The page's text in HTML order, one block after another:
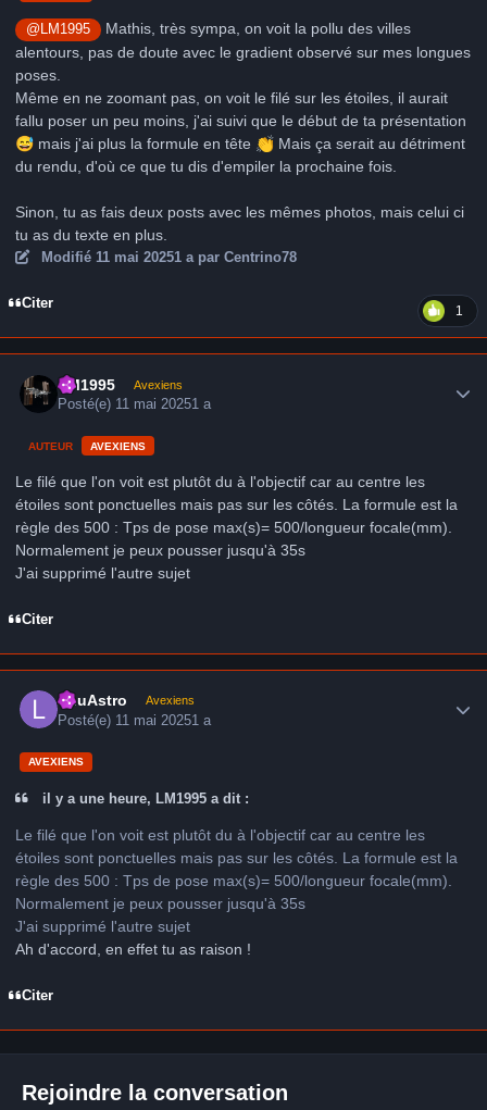
@LM1995
Mathis, très sympa, on voit la pollu des villes
alentours, pas de doute avec le gradient observé sur mes longues
poses.
Même en ne zoomant pas, on voit le filé sur les étoiles, il aurait
fallu poser un peu moins, j'ai suivi que le début de ta présentation
😅 mais j'ai plus la formule en tête 👏 Mais ça serait au détriment
du rendu, d'où ce que tu dis d'empiler la prochaine fois.
Sinon, tu as fais deux posts avec les mêmes photos, mais celui ci
tu as du texte en plus.
Modifié 11 mai 20251 apar Centrino78
Citer 1
LM1995 Avexiens
Posté(e) 11 mai 20251 a
AUTEUR AVEXIENS
Le filé que l'on voit est plutôt du à l'objectif car au centre les
étoiles sont ponctuelles mais pas sur les côtés. La formule est la
règle des 500 : Tps de pose max(s)= 500/longueur focale(mm).
Normalement je peux pousser jusqu'à 35s
J'ai supprimé l'autre sujet
Citer
LduAstro Avexiens
Posté(e) 11 mai 20251 a
AVEXIENS
il y a une heure, LM1995 a dit :
Le filé que l'on voit est plutôt du à l'objectif car au centre les
étoiles sont ponctuelles mais pas sur les côtés. La formule est la
règle des 500 : Tps de pose max(s)= 500/longueur focale(mm).
Normalement je peux pousser jusqu'à 35s
J'ai supprimé l'autre sujet
Ah d'accord, en effet tu as raison !
Citer
Rejoindre la conversation